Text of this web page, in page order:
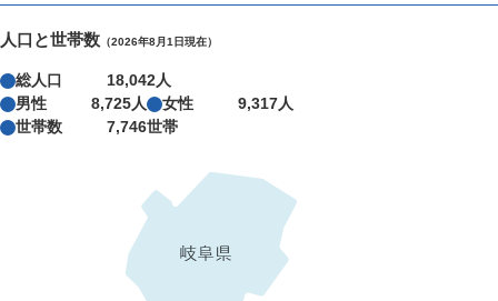
人口と世帯数 （2026年8月1日現在）
総人口
18,042人
男性
8,725人 女性
9,317人
世帯数
7,746世帯